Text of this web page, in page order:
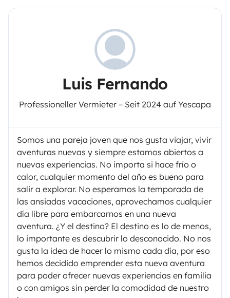
Luis Fernando
Professioneller Vermieter – Seit 2024 auf Yescapa
Somos una pareja joven que nos gusta viajar, vivir
aventuras nuevas y siempre estamos abiertos a
nuevas experiencias. No importa si hace frío o
calor, cualquier momento del año es bueno para
salir a explorar. No esperamos la temporada de
las ansiadas vacaciones, aprovechamos cualquier
día libre para embarcarnos en una nueva
aventura. ¿Y el destino? El destino es lo de menos,
lo importante es descubrir lo desconocido. No nos
gusta la idea de hacer lo mismo cada día, por eso
hemos decidido emprender esta nueva aventura
para poder ofrecer nuevas experiencias en familia
o con amigos sin perder la comodidad de nuestro